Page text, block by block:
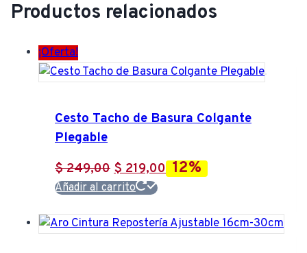
Productos relacionados
¡Oferta!
Cesto Tacho de Basura Colgante
Plegable
$249,00 El
precio
era:
$219,00El
es:
12%
Añadir al carrito